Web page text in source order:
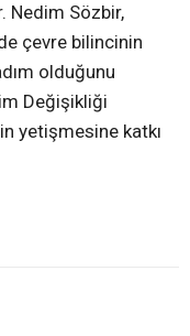
Nedim Sözbir,
çevre bilincinin
olduğunu
Değişikliği
yetişmesine katkı